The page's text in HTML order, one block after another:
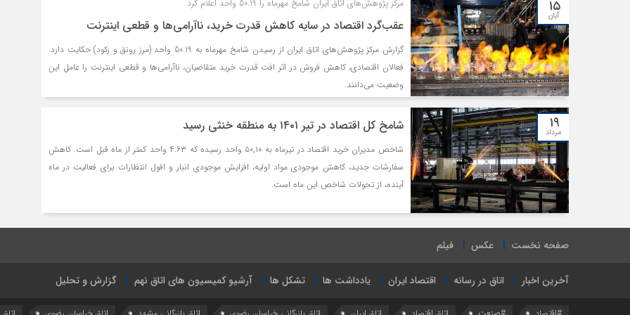
۱۵
آبان
مرکز پژوهش‌های اتاق ایران شامخ مهرماه را 50.19 واحد اعلام کرد
عقب‌گرد اقتصاد در سایه کاهش قدرت خرید، ناآرامی‌ها و قطعی اینترنت
گزارش مرکز پژوهش‌های اتاق ایران از رسیدن شامخ مهرماه به 50.19 واحد (مرز رونق و رکود) حکایت دارد.
فعالان اقتصادی، کاهش فروش در اثر افت قدرت خرید متقاضیان، ناآرامی‌ها و قطعی اینترنت را عامل این
وضعیت می‌دانند.
۱۹
مرداد شامخ کل اقتصاد در تیر ۱۴۰۱ به منطقه خنثی رسید
شاخص مدیران خرید اقتصاد در تیرماه به ۵۰,۱۰ واحد رسیده که ۴.۶۳ واحد کمتر از ماه قبل است. کاهش
سفارشات جدید، کاهش موجودی مواد اولیه، افزایش موجودی انبار و افول انتظارات برای فعالیت در ماه
آینده، از تحولات شاخص این ماه است.
صفحه نخست عکس فیلم
آخرین اخبار اتاق در رسانه اقتصاد ایران یادداشت ها تشکل ها آرشیو کمیسیون های اتاق نهم گزارش و تحلیل